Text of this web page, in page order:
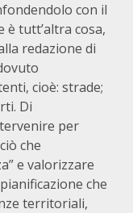
con il
è tutt’altra cosa,
redazione di
cioè: strade;
Di
per
che
e valorizzare
che
territoriali,